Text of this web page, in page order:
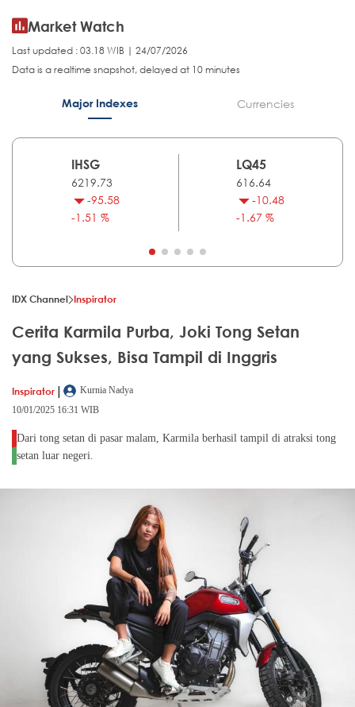
Market Watch
Last updated : 03.18 WIB | 24/07/2026
Data is a realtime snapshot, delayed at 10 minutes
Major Indexes Currencies
IHSG
6219.73
-95.58
-1.51 %
LQ45
616.64
-10.48
-1.67 %
IDX Channel Inspirator
Cerita Karmila Purba, Joki Tong Setan
yang Sukses, Bisa Tampil di Inggris
Inspirator |
Kurnia Nadya
10/01/2025 16:31 WIB
Dari tong setan di pasar malam, Karmila berhasil tampil di atraksi tong
setan luar negeri.